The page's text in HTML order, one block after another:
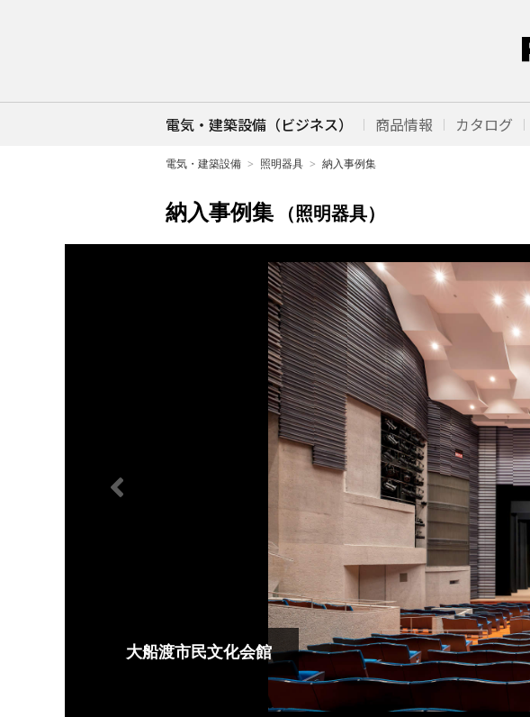
電気・建築設備（ビジネス） 商品情報 カタログ
電気・建築設備 照明器具 納入事例集
納入事例集 （照明器具）
大船渡市民文化会館